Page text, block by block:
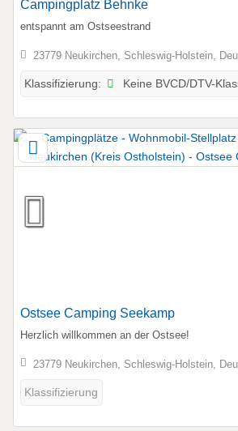
Campingplatz Behnke
entspannt am Ostseestrand
23779 Neukirchen, Schleswig-Holstein,
Klassifizierung: Keine BVCD/DTV-
Ostsee Camping Seekamp
Herzlich willkommen an der Ostsee!
23779 Neukirchen, Schleswig-Holstein,
Klassifizierung